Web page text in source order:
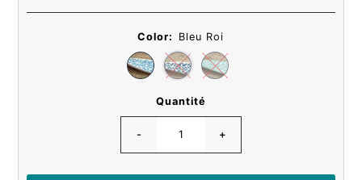
Color: Bleu Roi
Quantité
- +